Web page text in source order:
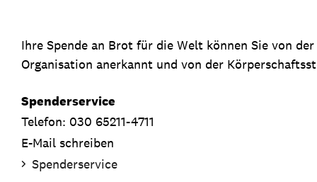
Ihre Spende an Brot für die Welt können Sie von
Organisation anerkannt und von der
Spenderservice
Telefon: 030 65211-4711
E-Mail schreiben
Spenderservice